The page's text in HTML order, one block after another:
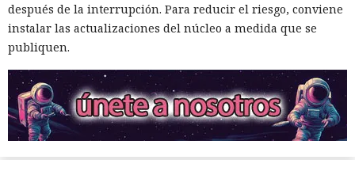
después de la interrupción. Para reducir el riesgo, conviene
instalar las actualizaciones del núcleo a medida que se
publiquen.